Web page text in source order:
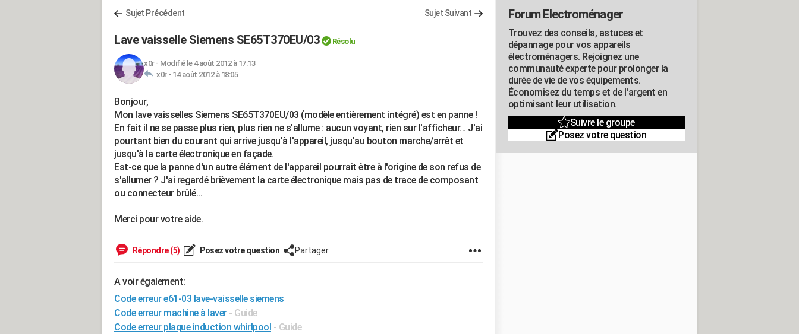
Sujet Précédent Sujet Suivant
Lave vaisselle Siemens SE65T370EU/03 Résolu
x0r- Modifié le 4 août 2012 à 17:13
x0r - 14 août 2012 à 18:05
Bonjour,
Mon lave vaisselles Siemens SE65T370EU/03 (modèle entièrement intégré) est en panne !
En fait il ne se passe plus rien, plus rien ne s'allume : aucun voyant, rien sur l'afficheur... J'ai
pourtant bien du courant qui arrive jusqu'à l'appareil, jusqu'au bouton marche/arrêt et
jusqu'à la carte électronique en façade.
Est-ce que la panne d'un autre élément de l'appareil pourrait être à l'origine de son refus de
s'allumer ? J'ai regardé brièvement la carte électronique mais pas de trace de composant
ou connecteur brûlé...
Merci pour votre aide.
Répondre (5) Posez votre question Partager
A voir également:
Code erreur e61-03 lave-vaisselle siemens
Code erreur machine à laver - Guide
Code erreur plaque induction whirlpool - Guide
Forum Electroménager
Trouvez des conseils, astuces et
dépannage pour vos appareils
électroménagers. Rejoignez une
communauté experte pour prolonger la
durée de vie de vos équipements.
Économisez du temps et de l'argent en
optimisant leur utilisation.
Suivre le groupe
Posez votre question